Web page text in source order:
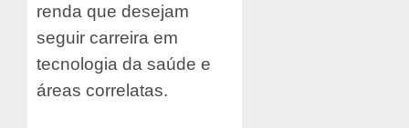
renda que desejam
seguir carreira em
tecnologia da saúde e
áreas correlatas.